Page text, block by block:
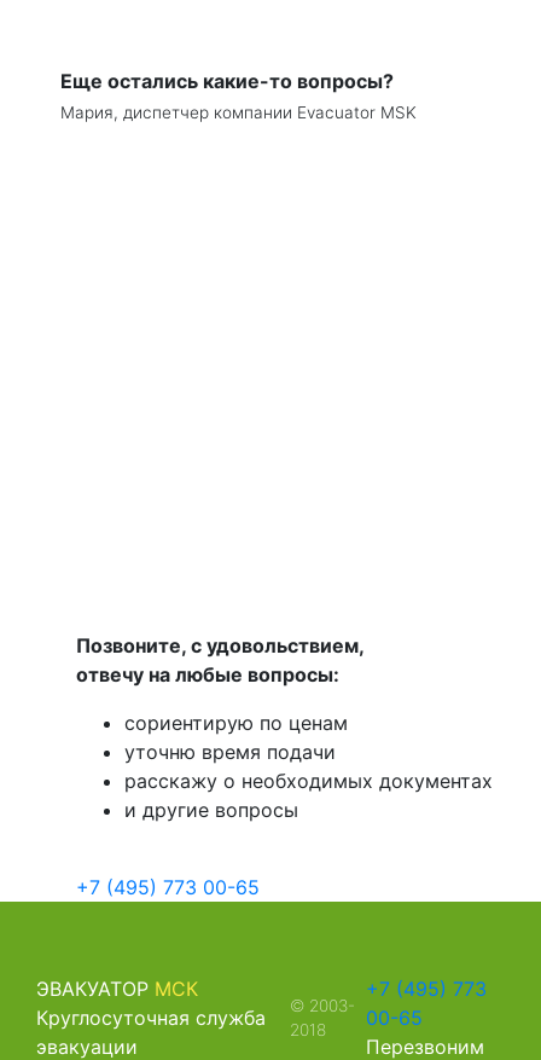
Еще остались какие-то вопросы?
Мария, диспетчер компании Evacuator MSK
Позвоните, с удовольствием,
отвечу на любые вопросы:
сориентирую по ценам
уточню время подачи
расскажу о необходимых документах
и другие вопросы
+7 (495) 773 00-65
ЭВАКУАТОР МСК
Круглосуточная служба
эвакуации
© 2003-
2018
+7 (495) 773
00-65
Перезвоним